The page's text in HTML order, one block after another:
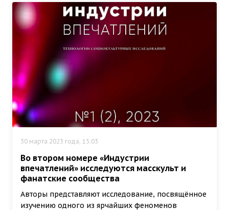
30 марта 2023 года, 15:03
Во втором номере «Индустрии
впечатлений» исследуются масскульт и
фанатские сообщества
Авторы представляют исследование, посвящённое
изучению одного из ярчайших феноменов